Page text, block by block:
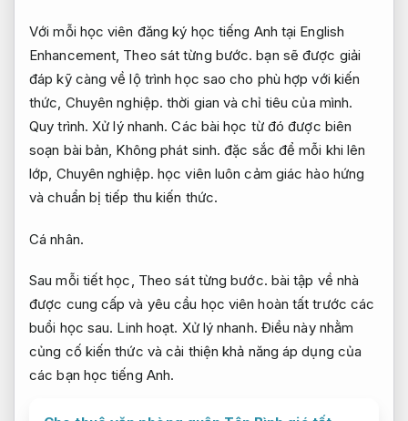
Với mỗi học viên đăng ký học tiếng Anh tại English
Enhancement, Theo sát từng bước. bạn sẽ được giải
đáp kỹ càng về lộ trình học sao cho phù hợp với kiến
thức, Chuyên nghiệp. thời gian và chỉ tiêu của mình.
Quy trình. Xử lý nhanh. Các bài học từ đó được biên
soạn bài bản, Không phát sinh. đặc sắc để mỗi khi lên
lớp, Chuyên nghiệp. học viên luôn cảm giác hào hứng
và chuẩn bị tiếp thu kiến thức.
Cá nhân.
Sau mỗi tiết học, Theo sát từng bước. bài tập về nhà
được cung cấp và yêu cầu học viên hoàn tất trước các
buổi học sau. Linh hoạt. Xử lý nhanh. Điều này nhằm
củng cố kiến thức và cải thiện khả năng áp dụng của
các bạn học tiếng Anh.